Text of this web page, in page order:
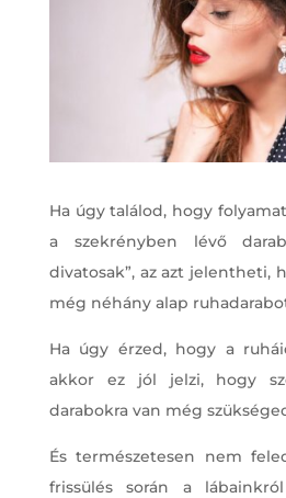
Ha úgy találod, hogy
a szekrényben lévő
divatosak”, az azt jelentheti,
még néhány alap
Ha úgy érzed, hogy a
akkor ez jól jelzi, hogy
darabokra van még
És természetesen nem
frissülés során a